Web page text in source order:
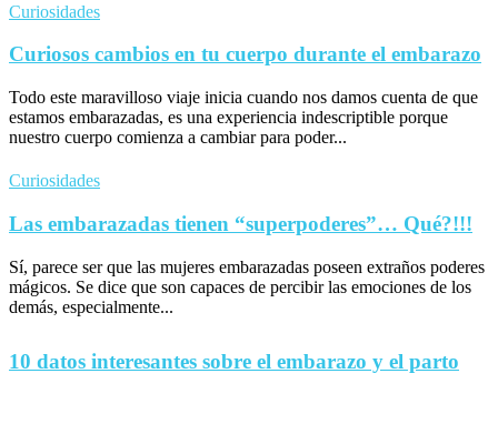
Curiosidades
Curiosos cambios en tu cuerpo durante el embarazo
Todo este maravilloso viaje inicia cuando nos damos cuenta de que
estamos embarazadas, es una experiencia indescriptible porque
nuestro cuerpo comienza a cambiar para poder...
Curiosidades
Las embarazadas tienen “superpoderes”… Qué?!!!
Sí, parece ser que las mujeres embarazadas poseen extraños poderes
mágicos. Se dice que son capaces de percibir las emociones de los
demás, especialmente...
10 datos interesantes sobre el embarazo y el parto